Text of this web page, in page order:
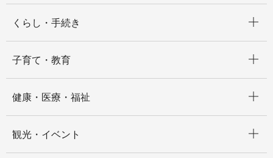
くらし・手続き
子育て・教育
健康・医療・福祉
観光・イベント